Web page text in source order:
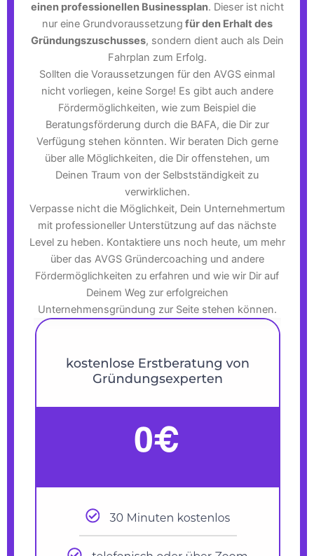
einen professionellen Businessplan. Dieser ist nicht
nur eine Grundvoraussetzung für den Erhalt des
Gründungszuschusses, sondern dient auch als Dein
Fahrplan zum Erfolg.
Sollten die Voraussetzungen für den AVGS einmal
nicht vorliegen, keine Sorge! Es gibt auch andere
Fördermöglichkeiten, wie zum Beispiel die
Beratungsförderung durch die BAFA, die Dir zur
Verfügung stehen könnten. Wir beraten Dich gerne
über alle Möglichkeiten, die Dir offenstehen, um
Deinen Traum von der Selbstständigkeit zu
verwirklichen.
Verpasse nicht die Möglichkeit, Dein Unternehmertum
mit professioneller Unterstützung auf das nächste
Level zu heben. Kontaktiere uns noch heute, um mehr
über das AVGS Gründercoaching und andere
Fördermöglichkeiten zu erfahren und wie wir Dir auf
Deinem Weg zur erfolgreichen
Unternehmensgründung zur Seite stehen können.